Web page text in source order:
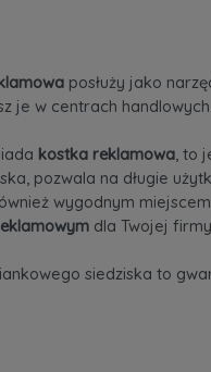
posłuży jako
je w centrach
kostka reklamowa , to
pozwala na długie
wygodnym
dla Twojej
siedziska to